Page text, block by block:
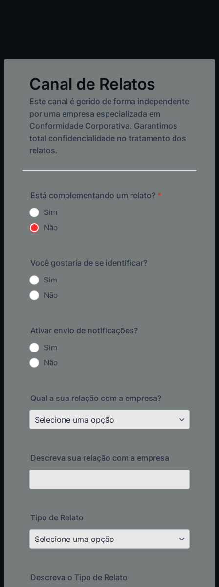
Canal de Relatos
Este canal é gerido de forma independente
por uma empresa especializada em
Conformidade Corporativa. Garantimos
total confidencialidade no tratamento dos
relatos.
Está complementando um relato? *
Sim
Não
Você gostaria de se identificar?
Sim
Não
Ativar envio de notificações?
Sim
Não
Qual a sua relação com a empresa?
Descreva sua relação com a empresa
Tipo de Relato
Descreva o Tipo de Relato